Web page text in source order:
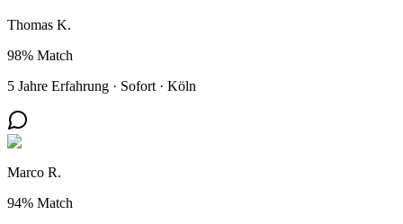
Thomas K.
98% Match
5 Jahre Erfahrung · Sofort · Köln
Marco R.
94% Match